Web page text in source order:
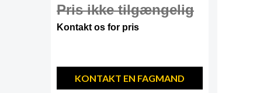
Pris ikke tilgængelig
Kontakt os for pris
KONTAKT EN FAGMAND